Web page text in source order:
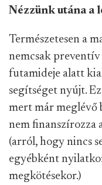
freepik
Nézzünk utána a